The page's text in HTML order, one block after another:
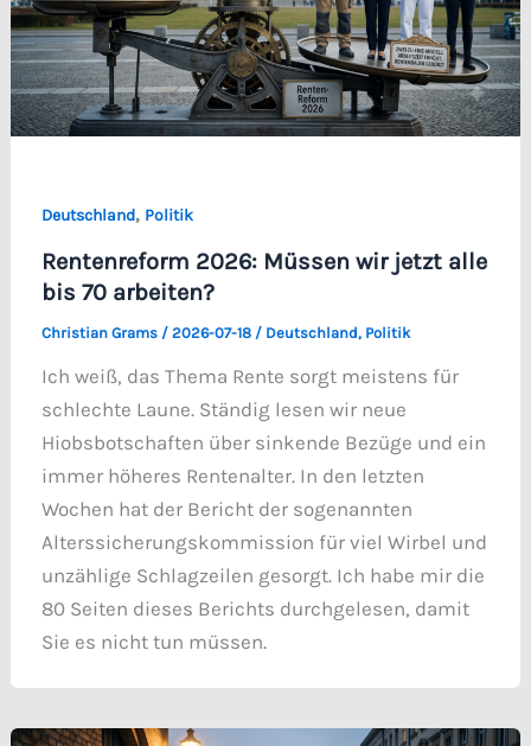
Deutschland, Politik
Rentenreform 2026: Müssen wir jetzt alle
bis 70 arbeiten?
Christian Grams / 2026-07-18 / Deutschland, Politik
Ich weiß, das Thema Rente sorgt meistens für
schlechte Laune. Ständig lesen wir neue
Hiobsbotschaften über sinkende Bezüge und ein
immer höheres Rentenalter. In den letzten
Wochen hat der Bericht der sogenannten
Alterssicherungskommission für viel Wirbel und
unzählige Schlagzeilen gesorgt. Ich habe mir die
80 Seiten dieses Berichts durchgelesen, damit
Sie es nicht tun müssen.